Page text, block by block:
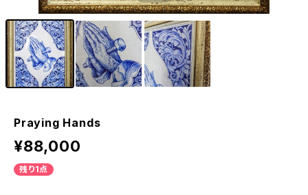
Praying Hands
¥88,000
残り1点